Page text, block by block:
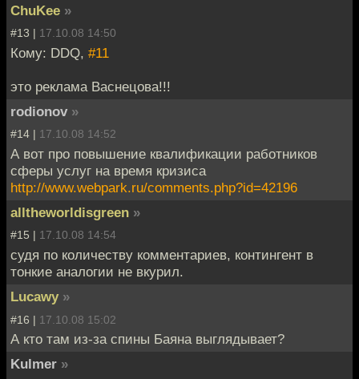
ChuKee »
#13 | 17.10.08 14:50
Кому: DDQ, #11
это реклама Васнецова!!!
rodionov »
#14 | 17.10.08 14:52
А вот про повышение квалификации работников
сферы услуг на время кризиса
http://www.webpark.ru/comments.php?id=42196
alltheworldisgreen »
#15 | 17.10.08 14:54
судя по количеству комментариев, контингент в
тонкие аналогии не вкурил.
Lucawy »
#16 | 17.10.08 15:02
А кто там из-за спины Баяна выглядывает?
Kulmer »